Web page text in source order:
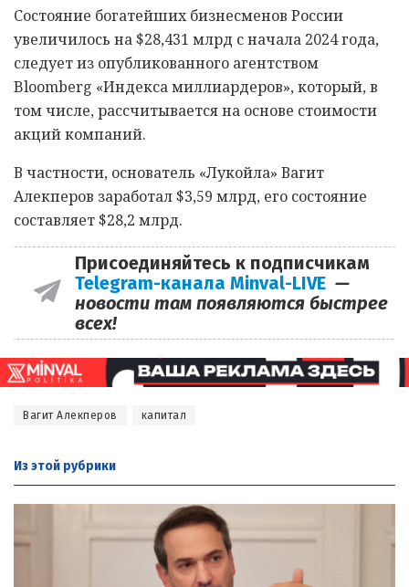
Состояние богатейших бизнесменов России
увеличилось на $28,431 млрд с начала 2024 года,
следует из опубликованного агентством
Bloomberg «Индекса миллиардеров», который, в
том числе, рассчитывается на основе стоимости
акций компаний.
В частности, основатель «Лукойла» Вагит
Алекперов заработал $3,59 млрд, его состояние
составляет $28,2 млрд.
Присоединяйтесь к подписчикам
Telegram-канала Minval-LIVE —
новости там появляются быстрее
всех!
Вагит Алекперов капитал
Из этой рубрики